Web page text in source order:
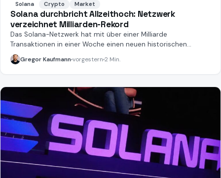
Solana Crypto Market
Solana durchbricht Allzeithoch: Netzwerk
verzeichnet Milliarden-Rekord
Das Solana-Netzwerk hat mit über einer Milliarde
Transaktionen in einer Woche einen neuen historischen
Rekord aufgestellt.
Gregor Kaufmannvorgestern 2 Min.